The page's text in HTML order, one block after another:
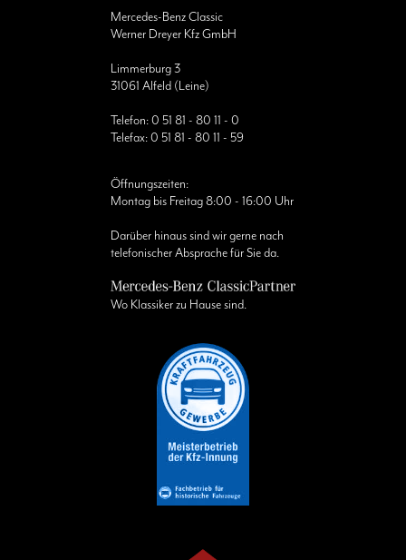
Mercedes-Benz Classic
Werner Dreyer Kfz GmbH
Limmerburg 3
31061 Alfeld (Leine)
Telefon:0 51 81 - 80 11 - 0
Telefax: 0 51 81 - 80 11 - 59
Öffnungszeiten:
Montag bis Freitag 8:00 - 16:00 Uhr
Darüber hinaus sind wir gerne nach
telefonischer Absprache für Sie da.
Wo Klassiker zu Hause sind.